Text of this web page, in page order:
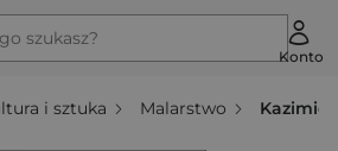
szukasz?
Konto
i sztuka Malarstwo